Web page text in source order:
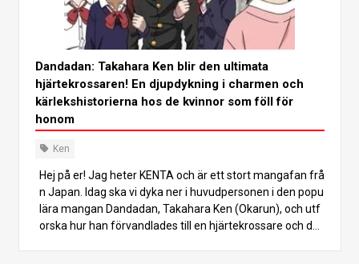
Dandadan: Takahara Ken blir den ultimata
hjärtekrossaren! En djupdykning i charmen och
kärlekshistorierna hos de kvinnor som föll för
honom
Ken
Hej på er! Jag heter KENTA och är ett stort mangafan frå
n Japan. Idag ska vi dyka ner i huvudpersonen i den popu
lära mangan Dandadan, Takahara Ken (Okarun), och utf
orska hur han förvandlades till en hjärtekrossare och de